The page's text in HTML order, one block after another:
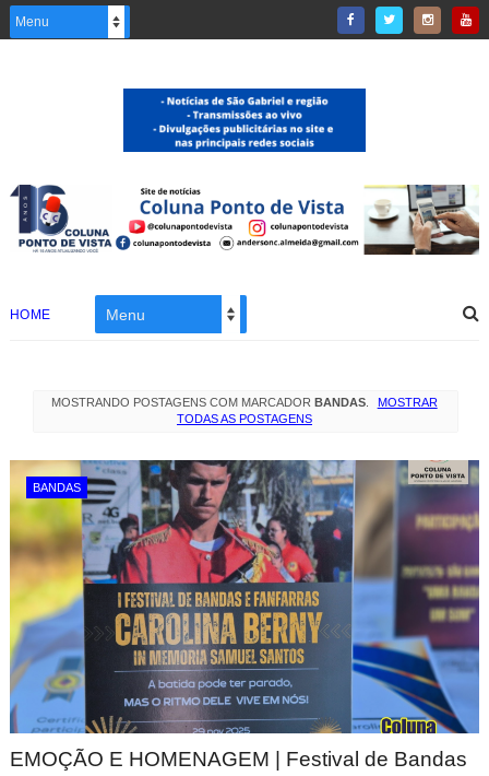
HOME
MOSTRANDO POSTAGENS COM MARCADORBANDAS
MOSTRAR
TODAS AS POSTAGENS
BANDAS
EMOÇÃO E HOMENAGEM | Festival de Bandas